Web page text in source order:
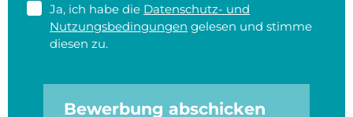
Ja, ich habe die Datenschutz- und
Nutzungsbedingungen gelesen und stimme
diesen zu.
Bewerbung abschicken